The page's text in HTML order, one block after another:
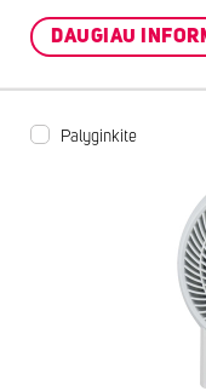
DAUGIAU
Palyginkite